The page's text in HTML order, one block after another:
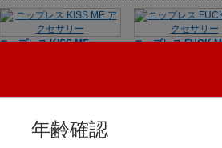
年齢確認
ップレス KISS ME
334円
ニップレス FUCK